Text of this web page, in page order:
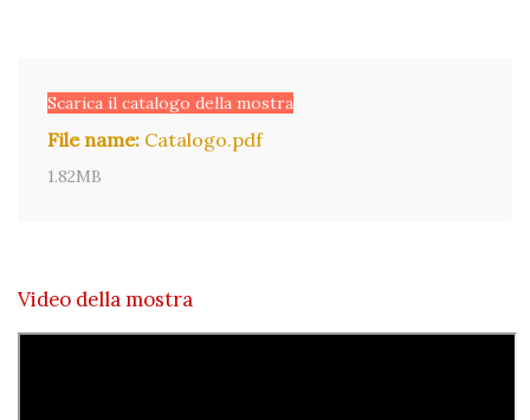
Scarica il catalogo della mostra
File name: Catalogo.pdf
1.82MB
Video della mostra